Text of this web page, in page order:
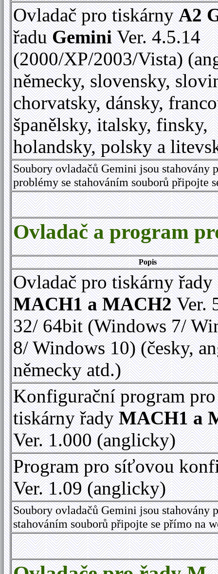
Ovladač pro tiskárnyA2
řaduGeminiVer. 4.5.14
(2000/XP/2003/Vista)
německy, slovensky,
chorvatsky, dánsky,
španělsky, italsky, finsky,
holandsky, polsky a
Soubory ovladačů Gemini jsou
problémy se stahováním souborů připojte
Ovladač a program
Popis
Ovladač pro tiskárny řady
MACH1 a MACH2Ver.
32/ 64bit (Windows 7/
8/ Windows 10) (česky,
německy atd.)
Konfigurační program pro
tiskárny řadyMACH1 a
Ver. 1.000 (anglicky)
Program pro síťovou
Ver. 1.09 (anglicky)
Soubory ovladačů Gemini jsou
stahováním souborů připojte se přímo na